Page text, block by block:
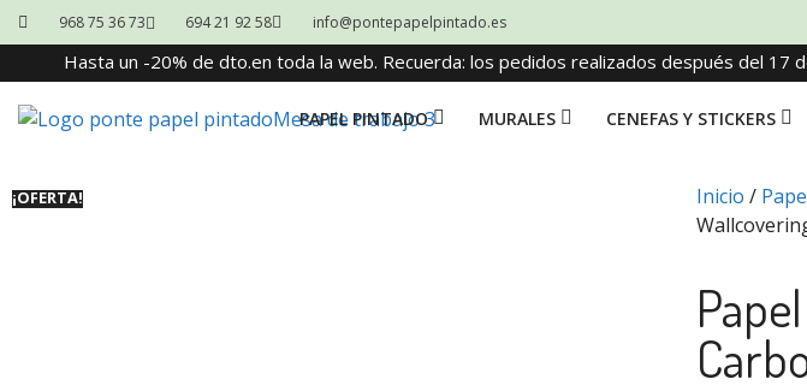
968 75 36 73 694 21 92 58 info@pontepapelpintado.es
Hasta un -20% de dto.en toda la web. Recuerda: los pedidos realizados después del
PAPEL PINTADO MURALES CENEFAS Y STICKERS
¡OFERTA! Inicio /